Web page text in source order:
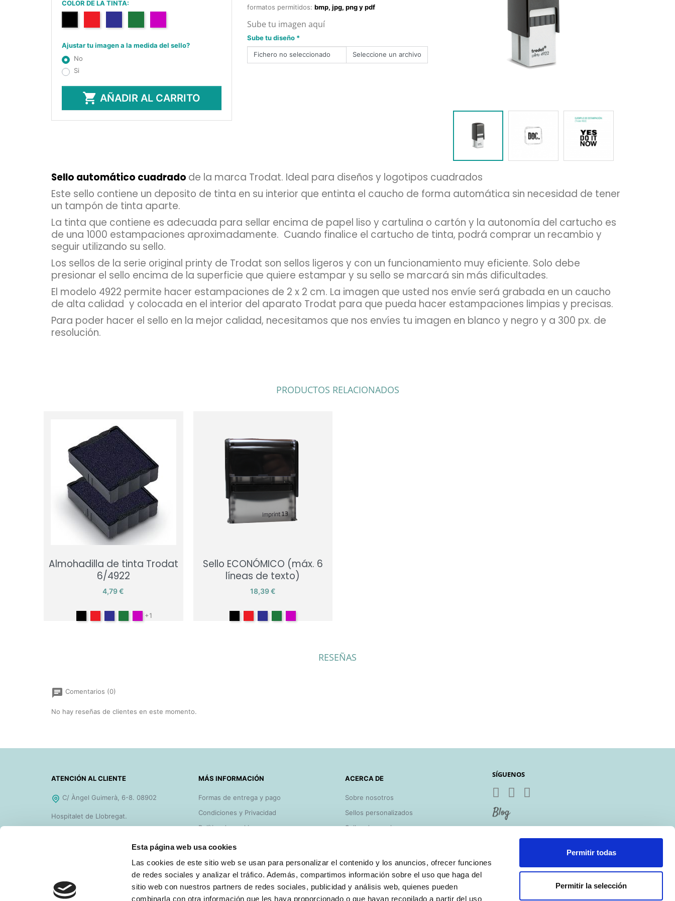
Esta página web usa cookies
Las cookies de este sitio web se usan para personalizar el contenido y los anuncios, ofrecer funciones
de redes sociales y analizar el tráfico. Además, compartimos información sobre el uso que haga del
sitio web con nuestros partners de redes sociales, publicidad y análisis web, quienes pueden
combinarla con otra información que les haya proporcionado o que hayan recopilado a partir del uso
Permitir todas
Permitir la selección
COLOR DE LA TINTA:
Negro
Ajustar tu imagen a la medida del sello?
No
Si
 AÑADIR AL CARRITO
formatos permitidos: bmp, jpg, png y pdf
Sube tu imagen aquí
Sube tu diseño *
Fichero no seleccionado
Sello automático cuadrado de la marca Trodat. Ideal para diseños y logotipos cuadrados
Este sello contiene un deposito de tinta en su interior que entinta el caucho de forma automática sin necesidad de tener
un tampón de tinta aparte.
La tinta que contiene es adecuada para sellar encima de papel liso y cartulina o cartón y la autonomía del cartucho es
de una 1000 estampaciones aproximadamente. Cuando finalice el cartucho de tinta, podrá comprar un recambio y
seguir utilizando su sello.
Los sellos de la serie original printy de Trodat son sellos ligeros y con un funcionamiento muy eficiente. Solo debe
presionar el sello encima de la superficie que quiere estampar y su sello se marcará sin más dificultades.
El modelo 4922 permite hacer estampaciones de 2 x 2 cm. La imagen que usted nos envíe será grabada en un caucho
de alta calidad y colocada en el interior del aparato Trodat para que pueda hacer estampaciones limpias y precisas.
Para poder hacer el sello en la mejor calidad, necesitamos que nos envíes tu imagen en blanco y negro y a 300 px. de
resolución.
PRODUCTOS RELACIONADOS
Almohadilla de tinta Trodat
6/4922
Precio
4,79 €
Lilac+1
Sello ECONÓMICO (máx. 6
líneas de texto)
Precio
18,39 €
RESEÑAS
chat Comentarios (0)
No hay reseñas de clientes en este momento.
ATENCIÓN AL CLIENTE
C/ Àngel Guimerà, 6-8. 08902
Hospitalet de Llobregat.
Teléfono gratuito 900 828 977
sellosgoma@sellosgoma.com
MÁS INFORMACIÓN
Formas de entrega y pago
Condiciones y Privacidad
Política de cookies
Ayudas y consejos
Contacto
ACERCA DE
Sobre nosotros
Sellos personalizados
Sellos de caucho
Blog Sellosgoma
SÍGUENOS